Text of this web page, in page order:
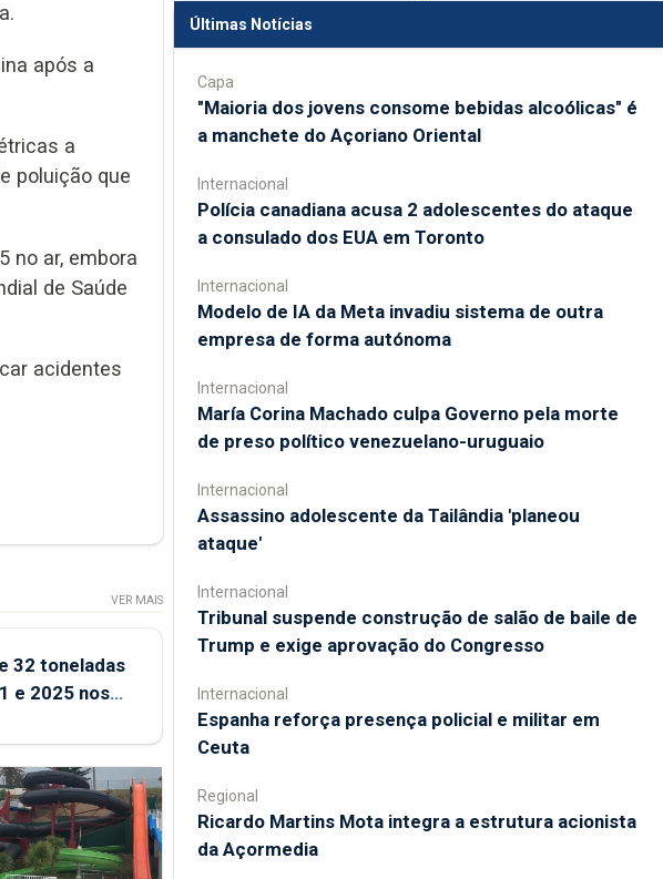
após a
a
poluição que
no ar, embora
de Saúde
acidentes
VER MAIS
32 toneladas
e 2025 nos
Últimas Notícias
Capa
"Maioria dos jovens consome bebidas alcoólicas" é
a manchete do Açoriano Oriental
Internacional
Polícia canadiana acusa 2 adolescentes do ataque
a consulado dos EUA em Toronto
Internacional
Modelo de IA da Meta invadiu sistema de outra
empresa de forma autónoma
Internacional
María Corina Machado culpa Governo pela morte
de preso político venezuelano-uruguaio
Internacional
Assassino adolescente da Tailândia 'planeou
ataque'
Internacional
Tribunal suspende construção de salão de baile de
Trump e exige aprovação do Congresso
Internacional
Espanha reforça presença policial e militar em
Ceuta
Regional
Ricardo Martins Mota integra a estrutura acionista
da Açormedia